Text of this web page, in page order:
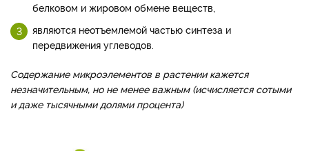
белковом и жировом обмене веществ,
являются неотъемлемой частью синтеза и
передвижения углеводов.
Содержание микроэлементов в растении кажется
незначительным, но не менее важным (исчисляется сотыми
и даже тысячными долями процента)